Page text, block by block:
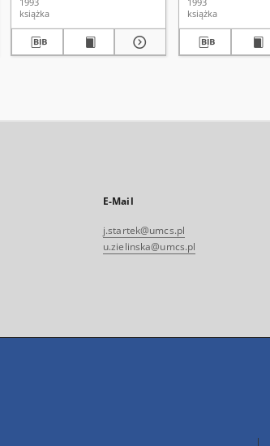
książka
książka
E-Mail
j.startek@umcs.pl
u.zielinska@umcs.pl